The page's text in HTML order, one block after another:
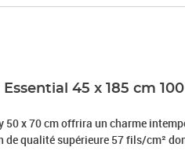
45 x 185 cm
50 x 70 cm offrira un charme
de qualité supérieure 57 fils/cm²